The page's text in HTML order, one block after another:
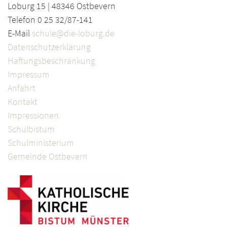
Loburg 15 | 48346 Ostbevern
Telefon 0 25 32/87-141
E-Mail schule@die-loburg.de
Datenschutzerklärung
Haftungsbeschränkung
Impressum
Anfahrt
Kontakt
Impressionen
Schulbistum
Schulministerium
Gemeinde Ostbevern